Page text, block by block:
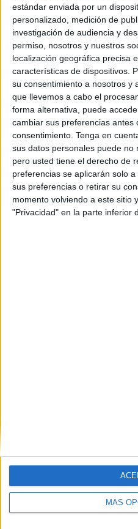
estándar enviada por un
personalizado, medición de
investigación de audiencia y
permiso, nosotros y nuestros
localización geográfica precisa
características de dispositivos.
su consentimiento a nosotros y
que llevemos a cabo el
forma alternativa, puede
cambiar sus preferencias antes
consentimiento. Tenga en
sus datos personales puede no
pero usted tiene el derecho de
preferencias se aplicarán solo
sus preferencias o retirar su
momento volviendo a este sitio
"Privacidad" en la parte inferior
MÁS
TANGRAM +
MANIPULATIVAS
Publicado el 13 noviembre,
En la enseñanza de las
manipulativos juegan un
comprensión de conceptos
presentamos una
Tangram […]
SEGUIR LEYENDO
email